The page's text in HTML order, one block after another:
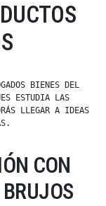
BIENES DEL
ESTUDIA LAS
LLEGAR A IDEAS
CON